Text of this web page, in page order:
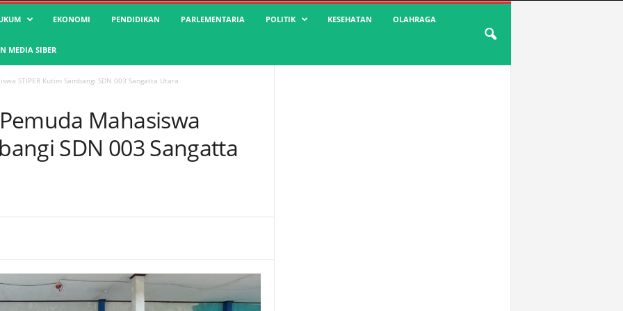
EKONOMI PENDIDIKAN PARLEMENTARIA POLITIK KESEHATAN OLAHRAGA
MEDIA SIBER
STIPER Kutim Sambangi SDN 003 Sangatta Utara
Mahasiswa
SDN 003 Sangatta